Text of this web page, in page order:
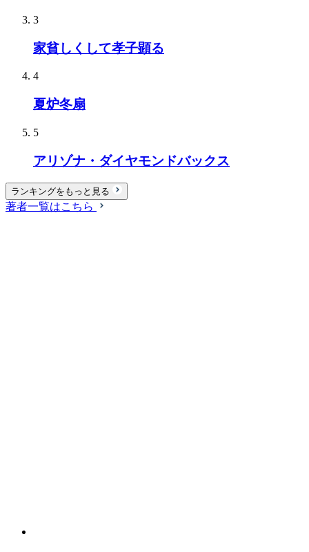
3
家貧しくして孝子顕る
4
夏炉冬扇
5
アリゾナ・ダイヤモンドバックス
ランキングをもっと見る
著者一覧はこちら